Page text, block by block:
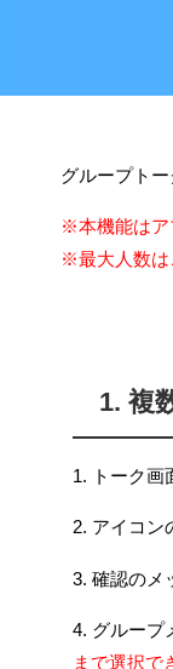
グループト
※本機能はア
※最大人数は
1. 複
1. トーク画
2. アイコン
3. 確認のメ
4. グループ
まで選択で